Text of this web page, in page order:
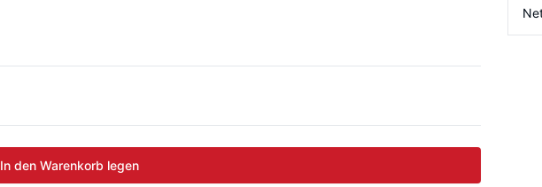
In den Warenkorb legen